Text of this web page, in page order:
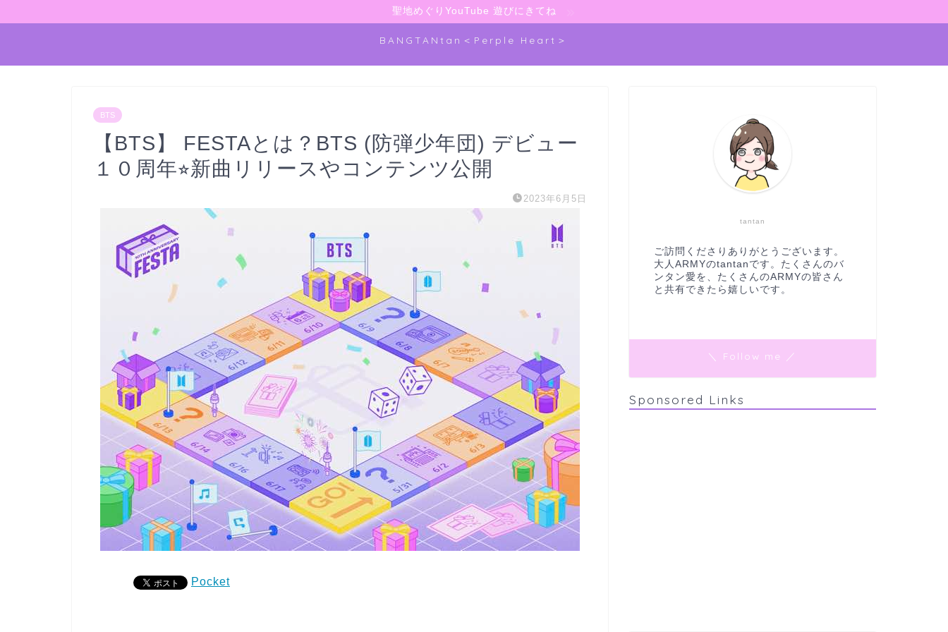
聖地めぐりYouTube 遊びにきてね
BANGTANtan＜Perple Heart＞
BTS
【BTS】 FESTAとは？BTS (防弾少年団) デビュー
１０周年⭐︎新曲リリースやコンテンツ公開
2023年6月5日
Pocket
tantan
ご訪問くださりありがとうございます。
大人ARMYのtantanです。たくさんのバ
ンタン愛を、たくさんのARMYの皆さん
と共有できたら嬉しいです。
＼ Follow me ／
Sponsored Links